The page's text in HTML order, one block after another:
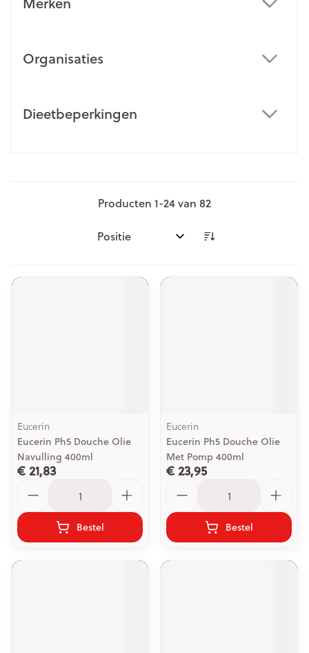
Organisaties
Dieetbeperkingen
Producten 1-24van 82
Sorteer op:
Eucerin
Eucerin Ph5 Douche Olie
Navulling 400ml
€ 21,83
Bestel
Eucerin
Eucerin Ph5 Douche Olie
Met Pomp 400ml
€ 23,95
Bestel